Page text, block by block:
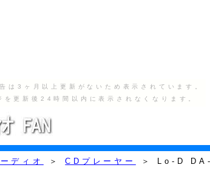
3ヶ月以上更新がないため表示されています。
を更新後24時間以内に表示されなくなります。
ディオ ＞CDプレーヤー ＞ Lo-D